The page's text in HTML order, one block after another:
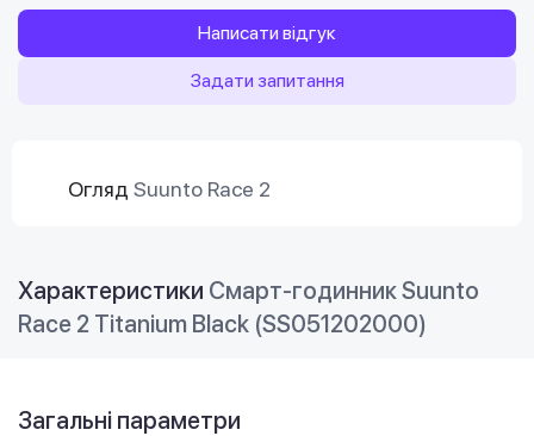
Написати відгук
Задати запитання
Огляд Suunto Race 2
Характеристики Смарт-годинник Suunto
Race 2 Titanium Black (SS051202000)
Загальні параметри